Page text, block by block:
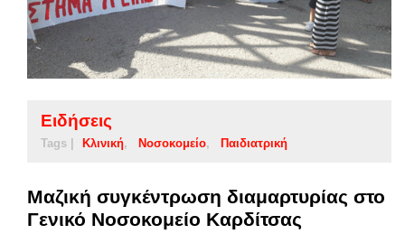
Ειδήσεις
Tags | Κλινική Νοσοκομείο Παιδιατρική
Μαζική συγκέντρωση διαμαρτυρίας στο
Γενικό Νοσοκομείο Καρδίτσας